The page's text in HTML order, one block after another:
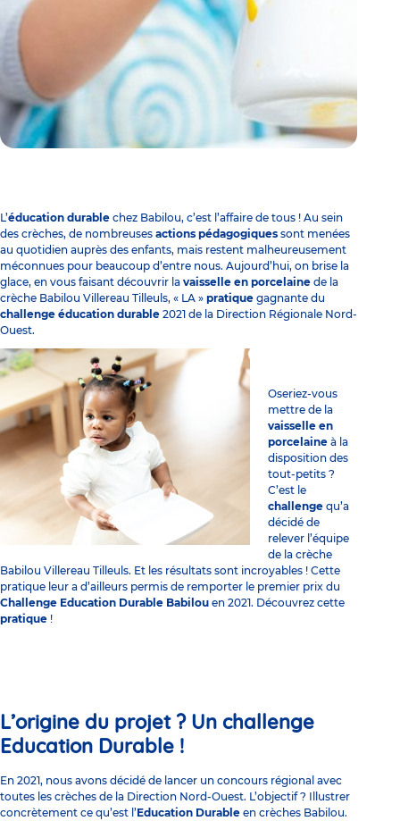
L’éducation durable chez Babilou, c’est l’affaire de tous ! Au sein
des crèches, de nombreuses actions pédagogiques sont menées
au quotidien auprès des enfants, mais restent malheureusement
méconnues pour beaucoup d’entre nous. Aujourd’hui, on brise la
glace, en vous faisant découvrir la vaisselle en porcelaine de la
crèche Babilou Villereau Tilleuls, « LA » pratique gagnante du
challenge éducation durable 2021 de la Direction Régionale Nord-
Ouest.
Oseriez-vous
mettre de la
vaisselle en
porcelaine à la
disposition des
tout-petits ?
C’est le
challenge qu’a
décidé de
relever l’équipe
de la crèche
Babilou Villereau Tilleuls. Et les résultats sont incroyables ! Cette
pratique leur a d’ailleurs permis de remporter le premier prix du
Challenge Education Durable Babilou en 2021. Découvrez cette
pratique !
L’origine du projet ? Un challenge
Education Durable !
En 2021, nous avons décidé de lancer un concours régional avec
toutes les crèches de la Direction Nord-Ouest. L’objectif ? Illustrer
concrètement ce qu’est l’Education Durable en crèches Babilou.